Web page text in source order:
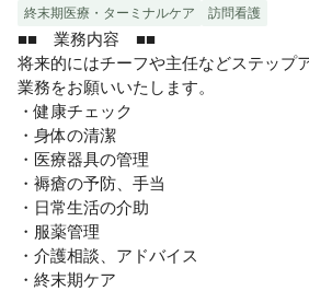
■■　リハラボ訪問看護　リハビリステ
2023年2月にオープン。「多摩センタ
看護ステーションです。
高齢化が進む多摩ニュータウンを中心
応しています。
「住み慣れた自宅で過ごしたい」とい
は高く、開設間もないですが、ご利用
せを多数いただいています。
近辺の「リハラボ訪問看護リハビリス
強力な連携関係が取れます。
新百合ヶ丘、多摩市や八王子市、登戸
終末期医療・ターミナルケア 訪問看護
■■　業務内容　■■
将来的にはチーフや主任などステップ
業務をお願いいたします。
・健康チェック
・身体の清潔
・医療器具の管理
・褥瘡の予防、手当
・日常生活の介助
・服薬管理
・介護相談、アドバイス
・終末期ケア